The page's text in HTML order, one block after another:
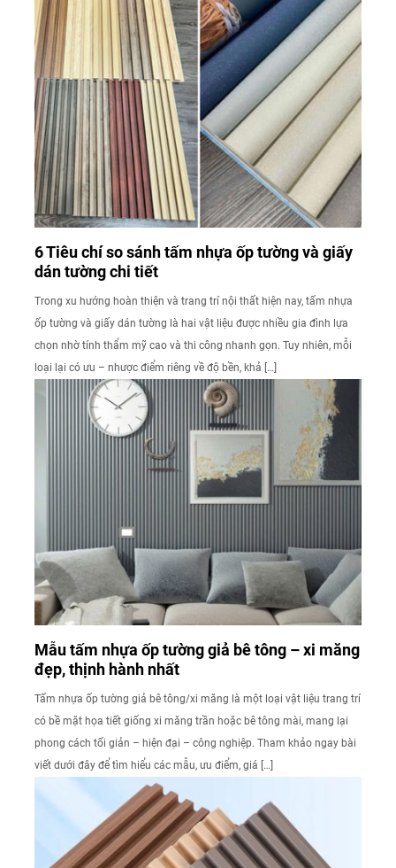
6 Tiêu chí so sánh tấm nhựa ốp tường và giấy
dán tường chi tiết
Trong xu hướng hoàn thiện và trang trí nội thất hiện nay, tấm nhựa
ốp tường và giấy dán tường là hai vật liệu được nhiều gia đình lựa
chọn nhờ tính thẩm mỹ cao và thi công nhanh gọn. Tuy nhiên, mỗi
loại lại có ưu – nhược điểm riêng về độ bền, khả […]
Mẫu tấm nhựa ốp tường giả bê tông – xi măng
đẹp, thịnh hành nhất
Tấm nhựa ốp tường giả bê tông/xi măng là một loại vật liệu trang trí
có bề mặt họa tiết giống xi măng trần hoặc bê tông mài, mang lại
phong cách tối giản – hiện đại – công nghiệp. Tham khảo ngay bài
viết dưới đây để tìm hiểu các mẫu, ưu điểm, giá […]